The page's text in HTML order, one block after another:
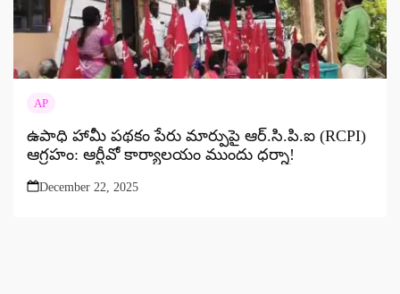
AP
ఉపాధి హామీ పథకం పేరు మార్పుపై ఆర్.సి.పి.ఐ (RCPI)
ఆగ్రహం: ఆర్టీవో కార్యాలయం ముందు ధర్నా!
December 22, 2025